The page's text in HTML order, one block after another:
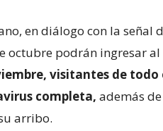
en diálogo con la señal
octubre podrán ingresar
visitantes de
completa, además
arribo.